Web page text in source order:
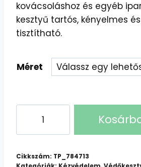
kovácsoláshoz és egyéb
kesztyű tartós, kényelmes
tisztítható.
Méret
Kesztyű
GAN4659:
Védelem
Cikkszám: TP_784713